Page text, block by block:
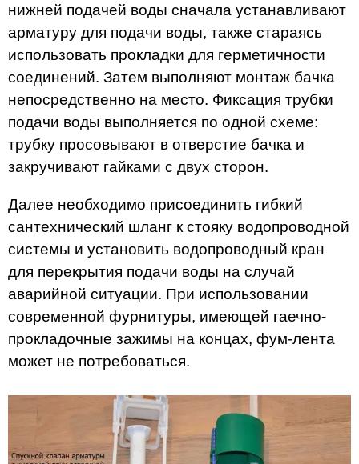
нижней подачей воды сначала устанавливают
арматуру для подачи воды, также стараясь
использовать прокладки для герметичности
соединений. Затем выполняют монтаж бачка
непосредственно на место. Фиксация трубки
подачи воды выполняется по одной схеме:
трубку просовывают в отверстие бачка и
закручивают гайками с двух сторон.
Далее необходимо присоединить гибкий
сантехнический шланг к стояку водопроводной
системы и установить водопроводный кран
для перекрытия подачи воды на случай
аварийной ситуации. При использовании
современной фурнитуры, имеющей гаечно-
прокладочные зажимы на концах, фум-лента
может не потребоваться.